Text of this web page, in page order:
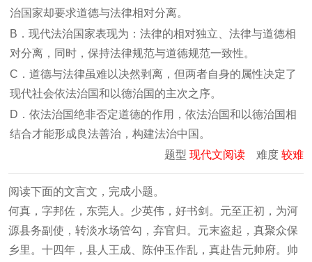
治国家却要求道德与法律相对分离。
B．现代法治国家表现为：法律的相对独立、法律与道德相
对分离，同时，保持法律规范与道德规范一致性。
C．道德与法律虽难以决然剥离，但两者自身的属性决定了
现代社会依法治国和以德治国的主次之序。
D．依法治国绝非否定道德的作用，依法治国和以德治国相
结合才能形成良法善治，构建法治中国。
题型 现代文阅读 难度 较难
阅读下面的文言文，完成小题。
何真，字邦佐，东莞人。少英伟，好书剑。元至正初，为河
源县务副使，转淡水场管勾，弃官归。元末盗起，真聚众保
乡里。十四年，县人王成、陈仲玉作乱，真赴告元帅府。帅